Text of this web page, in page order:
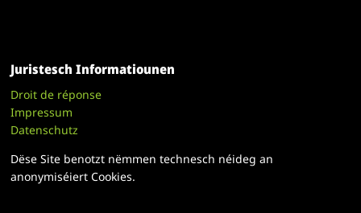
Juristesch Informatiounen
Droit de réponse
Impressum
Datenschutz
Dëse Site benotzt nëmmen technesch néideg an
anonymiséiert Cookies.